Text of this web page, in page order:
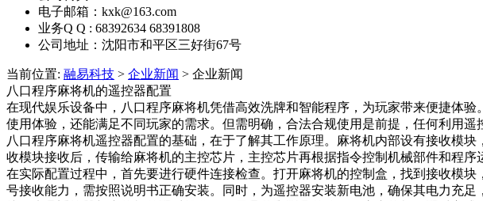
电子邮箱：kxk@163.com
业务Q Q : 68392634 68391808
公司地址：沈阳市和平区三好街67号
当前位置: 融易科技 > 企业新闻 > 企业新闻
八口程序麻将机的遥控器配置
在现代娱乐设备中，八口程序麻将机凭借高效洗牌和智能程序，为玩家带来便捷体
使用体验，还能满足不同玩家的需求。但需明确，合法合规使用是前提，任何利用遥
八口程序麻将机遥控器配置的基础，在于了解其工作原理。麻将机内部设有接收模
收模块接收后，传输给麻将机的主控芯片，主控芯片再根据指令控制机械部件和程
在实际配置过程中，首先要进行硬件连接检查。打开麻将机的控制盒，找到接收模
号接收能力，需按照说明书正确安装。同时，为遥控器安装新电池，确保其电力充足